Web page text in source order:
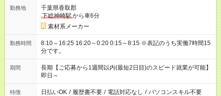
勤務地
千葉県香取郡
下総神崎駅から車6分
素材系メーカー
勤務時間
8:10～16:25 16:20～0:20 0:15～8:15 ※表記のうち実働7時間15
分です。
期間
長期【ご応募から1週間以内(最短2日目)のスピード就業が可能】
即日～
特徴 日払いOK / 履歴書不要 / 電話対応なし / パソコンスキル不要